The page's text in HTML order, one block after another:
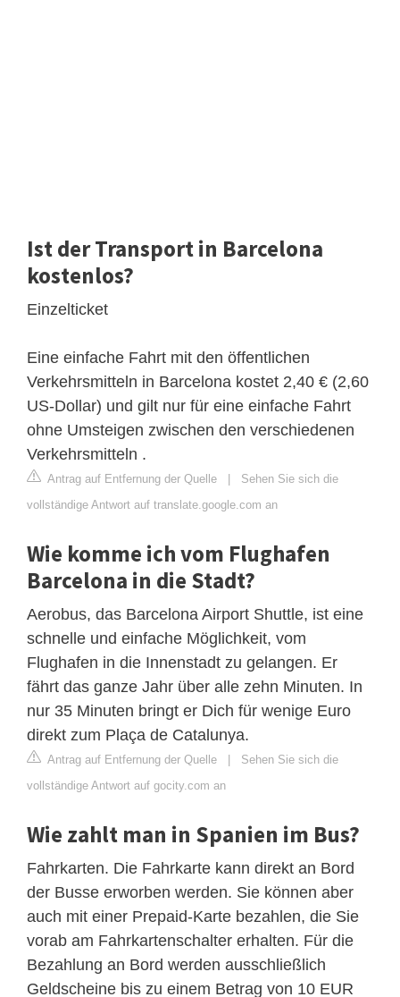
Ist der Transport in Barcelona
kostenlos?
Einzelticket
Eine einfache Fahrt mit den öffentlichen
Verkehrsmitteln in Barcelona kostet 2,40 € (2,60
US-Dollar) und gilt nur für eine einfache Fahrt
ohne Umsteigen zwischen den verschiedenen
Verkehrsmitteln .
Antrag auf Entfernung der Quelle | Sehen Sie sich die
vollständige Antwort auf translate.google.com an
Wie komme ich vom Flughafen
Barcelona in die Stadt?
Aerobus, das Barcelona Airport Shuttle, ist eine
schnelle und einfache Möglichkeit, vom
Flughafen in die Innenstadt zu gelangen. Er
fährt das ganze Jahr über alle zehn Minuten. In
nur 35 Minuten bringt er Dich für wenige Euro
direkt zum Plaça de Catalunya.
Antrag auf Entfernung der Quelle | Sehen Sie sich die
vollständige Antwort auf gocity.com an
Wie zahlt man in Spanien im Bus?
Fahrkarten. Die Fahrkarte kann direkt an Bord
der Busse erworben werden. Sie können aber
auch mit einer Prepaid-Karte bezahlen, die Sie
vorab am Fahrkartenschalter erhalten. Für die
Bezahlung an Bord werden ausschließlich
Geldscheine bis zu einem Betrag von 10 EUR